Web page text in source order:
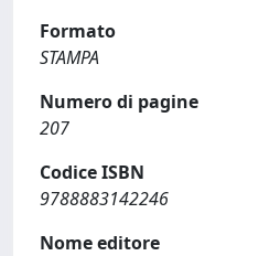
Formato
STAMPA
Numero di pagine
207
Codice ISBN
9788883142246
Nome editore